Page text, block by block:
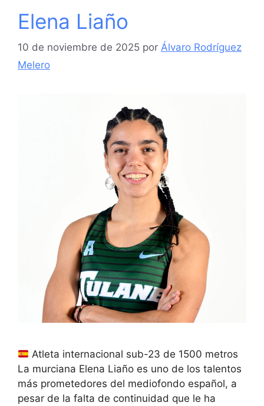
Elena Liaño
10 de noviembre de 2025 por Álvaro Rodríguez
Melero
Atleta internacional sub-23 de 1500 metros
La murciana Elena Liaño es uno de los talentos
más prometedores del mediofondo español, a
pesar de la falta de continuidad que le ha